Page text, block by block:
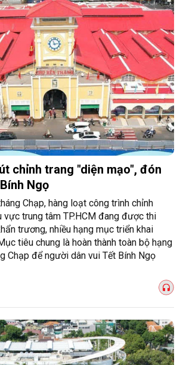
chỉnh trang "diện mạo", đón
Ngọ
Chạp, hàng loạt công trình chỉnh
vực trung tâm TP.HCM đang được thi
trương, nhiều hạng mục triển khai
tiêu chung là hoàn thành toàn bộ hạng
Chạp để người dân vui Tết Bính Ngọ